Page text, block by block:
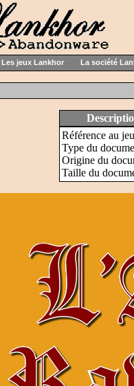
Les jeux Lankhor La société
Référence au
Type du
Origine du
Taille du